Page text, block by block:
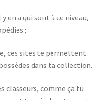
en a qui sont à ce niveau,
;
ces sites te permettent
dans ta collection.
classeurs, comme ça tu